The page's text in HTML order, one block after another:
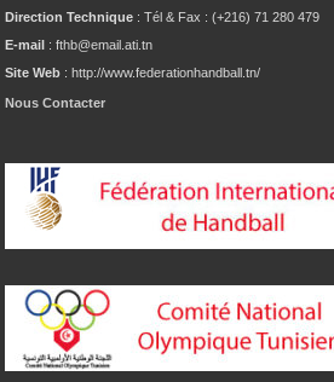
Direction Technique : Tél & Fax : (+216) 71 280 479
E-mail : fthb@email.ati.tn
Site Web : http://www.federationhandball.tn/
Nous Contacter